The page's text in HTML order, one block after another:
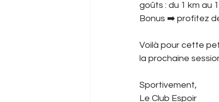
goûts : du 1 km au
Bonus ➡️ profitez
Voilà pour cette
la prochaine
Sportivement,
Le Club Espoir